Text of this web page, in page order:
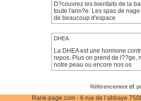
D?couvrez les bienfaits de la
toute l'ann?e. Les spas de
de beaucoup d'espace
DHEA
La DHEA est une hormone
repos. Plus on prend de l??ge,
notre peau ou encore nos os
Référencement et
Rank-page.com - 6 rue de l’abbaye